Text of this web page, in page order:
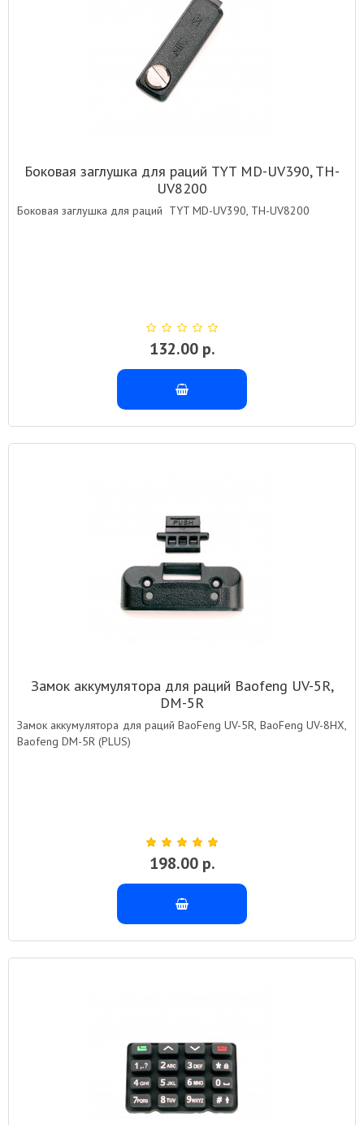
Боковая заглушка для раций TYT MD-UV390, TH-
UV8200
Боковая заглушка для раций TYT MD-UV390, TH-UV8200
132.00 р.
Замок аккумулятора для раций Baofeng UV-5R,
DM-5R
Замок аккумулятора для раций BaoFeng UV-5R, BaoFeng UV-8HX,
Baofeng DM-5R (PLUS)
198.00 р.